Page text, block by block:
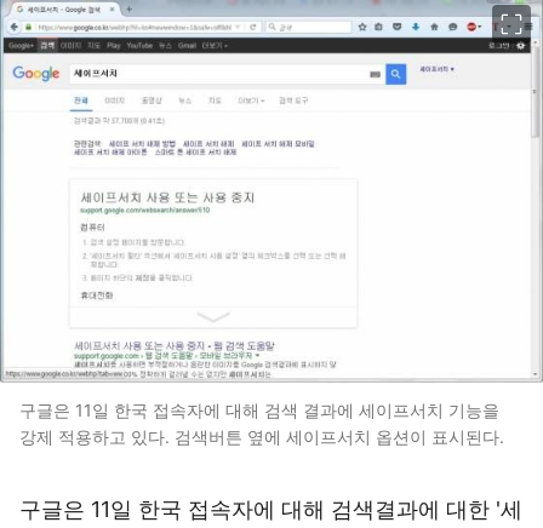
구글은 11일 한국 접속자에 대해 검색 결과에 세이프서치 기능을
강제 적용하고 있다. 검색버튼 옆에 세이프서치 옵션이 표시된다.
구글은 11일 한국 접속자에 대해 검색결과에 대한 '세